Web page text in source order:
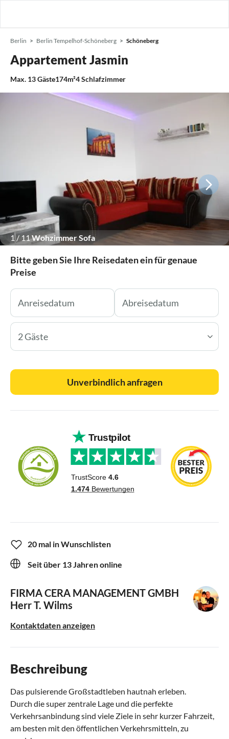
Berlin Berlin Tempelhof-Schöneberg Schöneberg
Appartement Jasmin
Max. 13Gäste174m²4Schlafzimmer
1/ 11Wohzimmer Sofa
Bitte geben Sie Ihre Reisedaten ein für genaue
Preise
2 Gäste
Unverbindlich anfragen
20 mal in Wunschlisten
Seit über 13 Jahren online
FIRMA CERA MANAGEMENT GMBH
Herr T. Wilms
Kontaktdaten anzeigen
Beschreibung
Das pulsierende Großstadtleben hautnah erleben.
Durch die super zentrale Lage und die perfekte
Verkehrsanbindung sind viele Ziele in sehr kurzer Fahrzeit,
am besten mit den öffentlichen Verkehrsmitteln, zu